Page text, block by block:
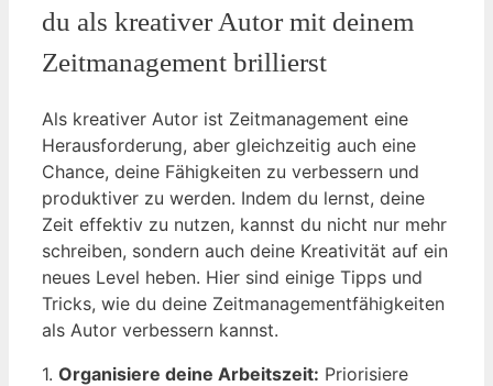
du als kreativer Autor mit deinem
Zeitmanagement brillierst
Als kreativer Autor ist Zeitmanagement eine
Herausforderung, aber gleichzeitig auch eine
Chance, deine Fähigkeiten zu verbessern und
produktiver zu werden. Indem du lernst, deine
Zeit effektiv zu nutzen, kannst du nicht nur mehr
schreiben, sondern auch deine Kreativität auf ein
neues Level heben. Hier sind einige Tipps und
Tricks, wie du deine Zeitmanagementfähigkeiten
als Autor verbessern kannst.
1. Organisiere deine Arbeitszeit: Priorisiere